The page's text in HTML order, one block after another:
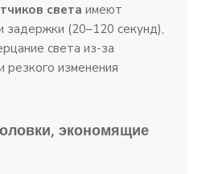
света имеют
задержки (20–120 секунд),
света из-за
изменения
экономящие